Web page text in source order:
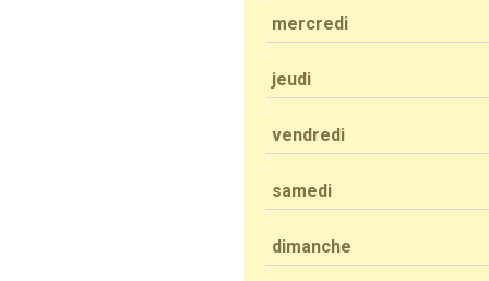
mercredi
jeudi
vendredi
samedi
dimanche